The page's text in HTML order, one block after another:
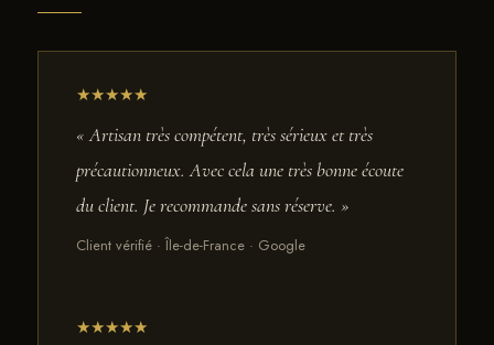
★★★★★
« Artisan très compétent, très sérieux et très
précautionneux. Avec cela une très bonne écoute
du client. Je recommande sans réserve. »
Client vérifié · Île-de-France · Google
★★★★★